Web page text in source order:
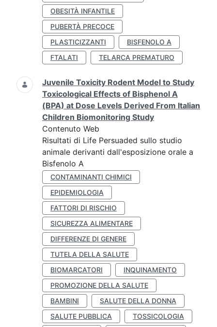
OBESITÀ INFANTILE
PUBERTÀ PRECOCE
PLASTICIZZANTI
BISFENOLO A
FTALATI
TELARCA PREMATURO
Juvenile Toxicity Rodent Model to Study
Toxicological Effects of Bisphenol A
(BPA) at Dose Levels Derived From Italian
Children Biomonitoring Study
Contenuto Web
Risultati di Life Persuaded sullo studio
animale derivanti dall'esposizione orale a
Bisfenolo A
CONTAMINANTI CHIMICI
EPIDEMIOLOGIA
FATTORI DI RISCHIO
SICUREZZA ALIMENTARE
DIFFERENZE DI GENERE
TUTELA DELLA SALUTE
BIOMARCATORI
INQUINAMENTO
PROMOZIONE DELLA SALUTE
BAMBINI
SALUTE DELLA DONNA
SALUTE PUBBLICA
TOSSICOLOGIA